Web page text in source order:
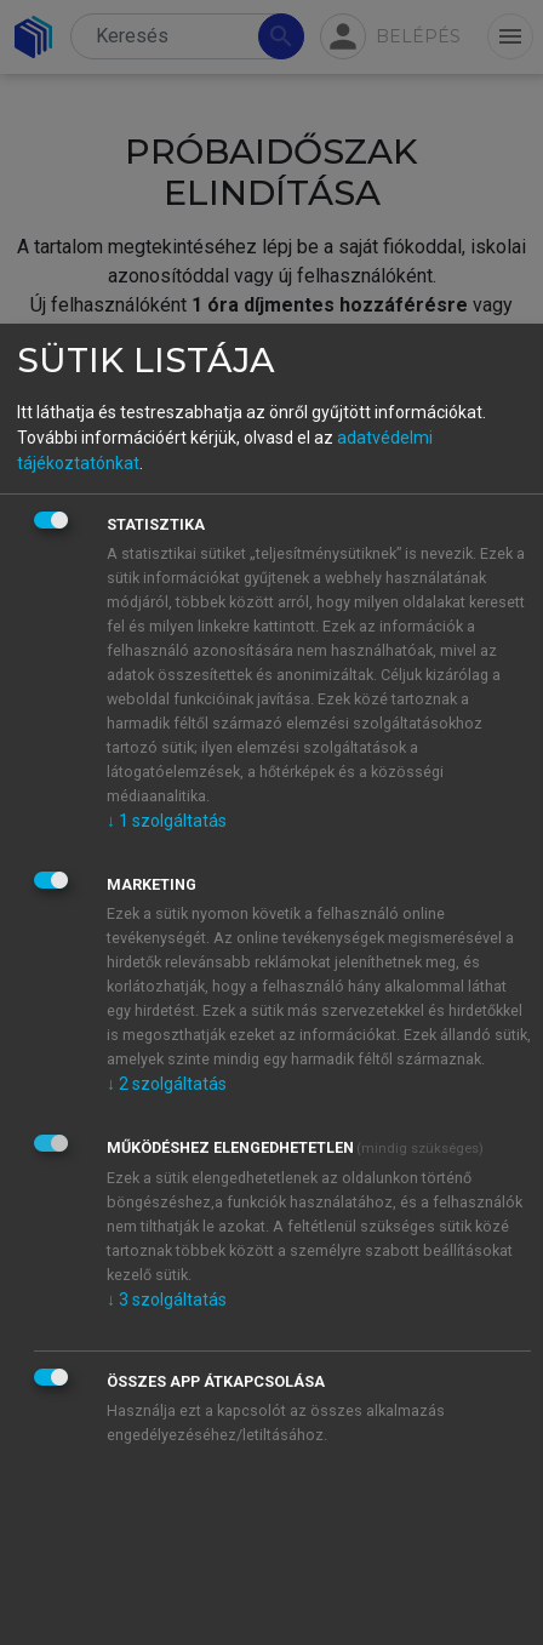
search person BELÉPÉS menu
PRÓBAIDŐSZAK
ELINDÍTÁSA
A tartalom megtekintéséhez lépj be a saját fiókoddal, iskolai
azonosítóddal vagy új felhasználóként.
Új felhasználóként 1 óra díjmentes hozzáférésre vagy
fiókoddal,vagy hozz létre új fiókot.
A regisztráció után apróbaidőszakautomatikusan
BELÉPÉS SAJÁT FIÓKKAL
ÚJ FIÓK LÉTREHOZÁSA
1 óra díjmentes hozzáférés
E-MAIL-CÍM
JELSZÓ
JELSZÓ ÚJRA
Kérek értesítést a MeRSZ újdonságairól, akcióiról.
Kérek értesítést az Akadémiai Kiadó Zrt. újdonságairól,
Adatkezelési tájékoztatóbanfoglaltakat tudomásul
veszem és elfogadom.
Általános vásárlási feltételeket, valamint a szotar.netés a
mersz.huoldalak licencszerződéseiben foglaltakat
tudomásul veszem és elfogadom.
KIPRÓBÁLOM
SÜTIK LISTÁJA
Itt láthatja és testreszabhatja az önről gyűjtött információkat.
További információért kérjük, olvasd el az adatvédelmi
tájékoztatónkat
STATISZTIKA
A statisztikai sütiket „teljesítménysütiknek” is nevezik. Ezek a
sütik információkat gyűjtenek a webhely használatának
módjáról, többek között arról, hogy milyen oldalakat keresett
fel és milyen linkekre kattintott. Ezek az információk a
felhasználó azonosítására nem használhatóak, mivel az
adatok összesítettek és anonimizáltak. Céljuk kizárólag a
weboldal funkcióinak javítása. Ezek közé tartoznak a
harmadik féltől származó elemzési szolgáltatásokhoz
tartozó sütik; ilyen elemzési szolgáltatások a
látogatóelemzések, a hőtérképek és a közösségi
médiaanalitika.
↓ 1 szolgáltatás
MARKETING
Ezek a sütik nyomon követik a felhasználó online
tevékenységét. Az online tevékenységek megismerésével a
hirdetők relevánsabb reklámokat jeleníthetnek meg, és
korlátozhatják, hogy a felhasználó hány alkalommal láthat
egy hirdetést. Ezek a sütik más szervezetekkel és hirdetőkkel
is megoszthatják ezeket az információkat. Ezek állandó sütik,
amelyek szinte mindig egy harmadik féltől származnak.
↓ 2 szolgáltatás
MŰKÖDÉSHEZ ELENGEDHETETLEN (mindig szükséges)
Ezek a sütik elengedhetetlenek az oldalunkon történő
böngészéshez,a funkciók használatához, és a felhasználók
nem tilthatják le azokat. A feltétlenül szükséges sütik közé
tartoznak többek között a személyre szabott beállításokat
kezelő sütik.
↓ 3 szolgáltatás
ÖSSZES APP ÁTKAPCSOLÁSA
Használja ezt a kapcsolót az összes alkalmazás
engedélyezéséhez/letiltásához.